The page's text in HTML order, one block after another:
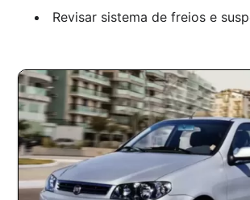
Revisar sistema de freios e